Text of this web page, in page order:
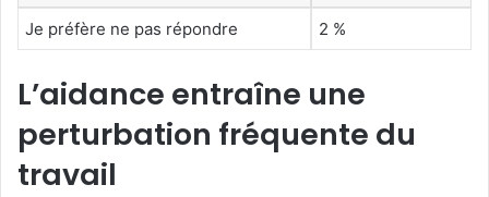
Je préfère ne pas répondre 2 %
L’aidance entraîne une
perturbation fréquente du
travail